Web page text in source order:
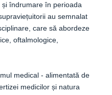
îndrumare în perioada
au semnalat
care să abordeze
oftalmologice,
medical - alimentată de
medicilor și natura